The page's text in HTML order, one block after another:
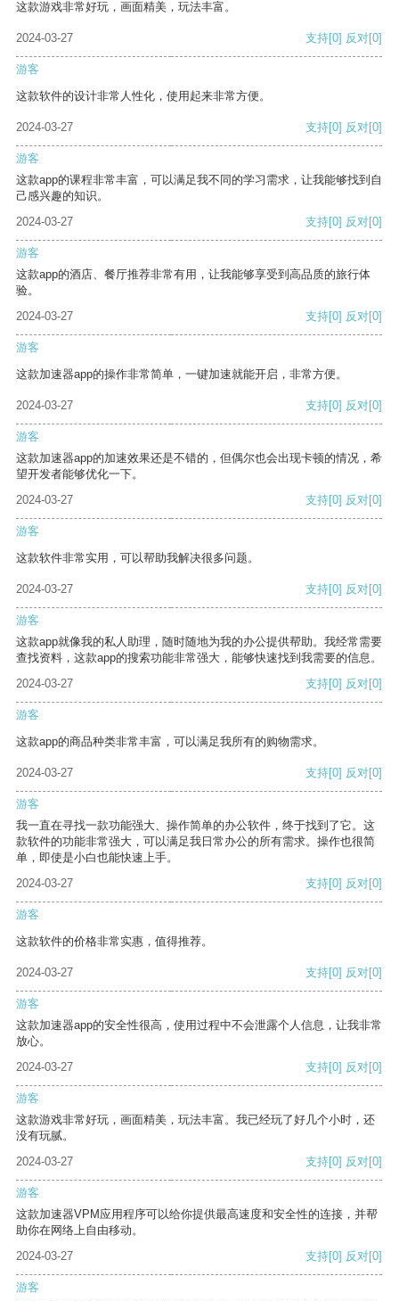
这款游戏非常好玩，画面精美，玩法丰富。
2024-03-27 支持[0] 反对[0]
游客
这款软件的设计非常人性化，使用起来非常方便。
2024-03-27 支持[0] 反对[0]
游客
这款app的课程非常丰富，可以满足我不同的学习需求，让我能够找到自
己感兴趣的知识。
2024-03-27
支持[0] 反对[0]
游客
这款app的酒店、餐厅推荐非常有用，让我能够享受到高品质的旅行体
验。
2024-03-27
支持[0] 反对[0]
游客
这款加速器app的操作非常简单，一键加速就能开启，非常方便。
2024-03-27 支持[0] 反对[0]
游客
这款加速器app的加速效果还是不错的，但偶尔也会出现卡顿的情况，希
望开发者能够优化一下。
2024-03-27
支持[0] 反对[0]
游客
这款软件非常实用，可以帮助我解决很多问题。
2024-03-27 支持[0] 反对[0]
游客
这款app就像我的私人助理，随时随地为我的办公提供帮助。我经常需要
查找资料，这款app的搜索功能非常强大，能够快速找到我需要的信息。
2024-03-27
支持[0] 反对[0]
游客
这款app的商品种类非常丰富，可以满足我所有的购物需求。
2024-03-27 支持[0] 反对[0]
游客
我一直在寻找一款功能强大、操作简单的办公软件，终于找到了它。这
款软件的功能非常强大，可以满足我日常办公的所有需求。操作也很简
单，即使是小白也能快速上手。
2024-03-27
支持[0] 反对[0]
游客
这款软件的价格非常实惠，值得推荐。
2024-03-27 支持[0] 反对[0]
游客
这款加速器app的安全性很高，使用过程中不会泄露个人信息，让我非常
放心。
2024-03-27
支持[0] 反对[0]
游客
这款游戏非常好玩，画面精美，玩法丰富。我已经玩了好几个小时，还
没有玩腻。
2024-03-27
支持[0] 反对[0]
游客
这款加速器VPM应用程序可以给你提供最高速度和安全性的连接，并帮
助你在网络上自由移动。
2024-03-27
支持[0] 反对[0]
游客